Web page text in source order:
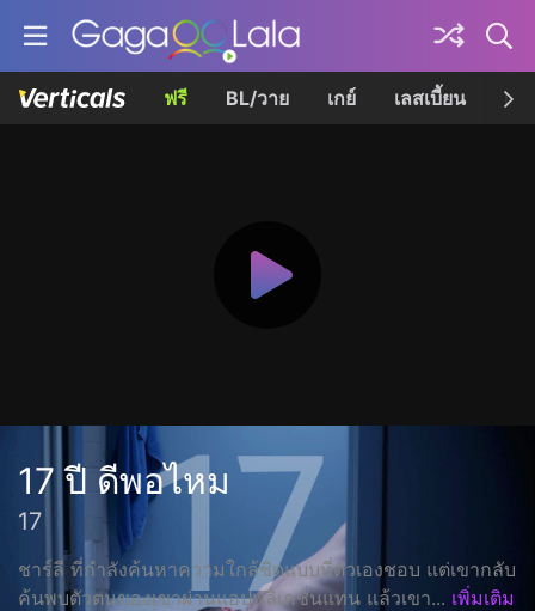
ฟรี BL/วาย เกย์ เลสเบี้ยน เค
17 ปี ดีพอไหม
17
ชาร์ลี ที่กำลังค้นหาความใกล้ชิดแบบที่ตัวเองชอบ แต่เขากลับ
ค้นพบตัวตนของเขาผ่านแอปพลิเคชั่นแทน แล้วเขา... เพิ่มเติม